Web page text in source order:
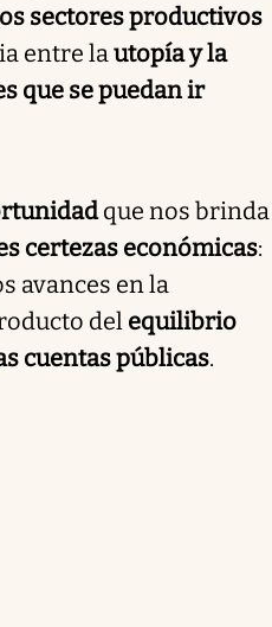
sectores productivos
entre lautopía y la
que se puedan ir
que nos brinda
certezas económicas:
avances en la
del equilibrio
cuentas públicas.